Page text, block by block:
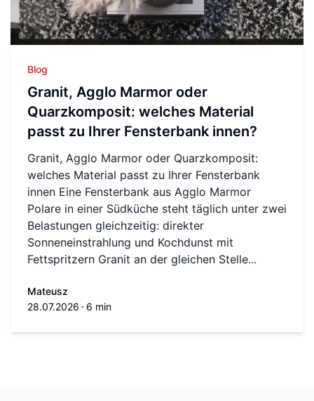
Blog
Granit, Agglo Marmor oder
Quarzkomposit: welches Material
passt zu Ihrer Fensterbank innen?
Granit, Agglo Marmor oder Quarzkomposit:
welches Material passt zu Ihrer Fensterbank
innen Eine Fensterbank aus Agglo Marmor
Polare in einer Südküche steht täglich unter zwei
Belastungen gleichzeitig: direkter
Sonneneinstrahlung und Kochdunst mit
Fettspritzern Granit an der gleichen Stelle...
Mateusz
28.07.2026
6 min